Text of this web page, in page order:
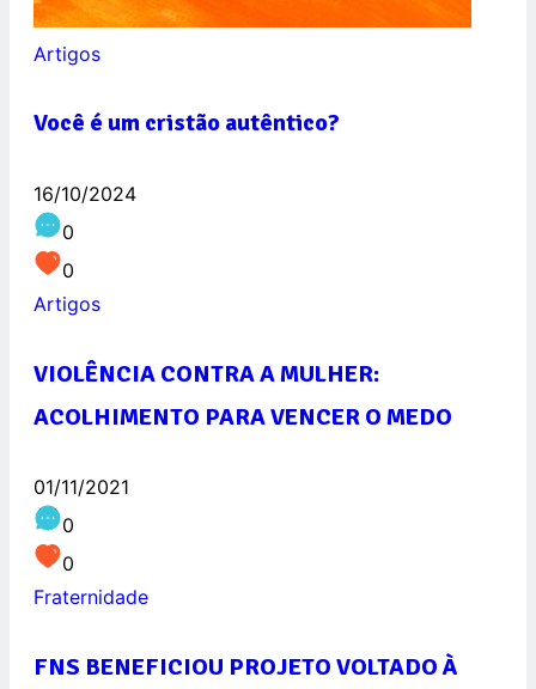
Artigos
Você é um cristão autêntico?
16/10/2024
0
0
Artigos
VIOLÊNCIA CONTRA A MULHER:
ACOLHIMENTO PARA VENCER O MEDO
01/11/2021
0
0
Fraternidade
FNS BENEFICIOU PROJETO VOLTADO À